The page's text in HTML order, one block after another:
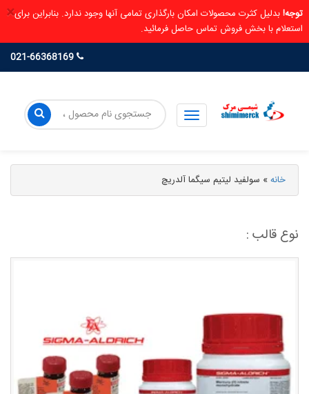
× توجه!بدلیل کثرت محصولات امکان بارگذاری تمامی آنها وجود ندارد. بنابراین برای
استعلام با بخش فروش تماس حاصل فرمائید.
خانه» سولفید لیتیم سیگما آلدریچ
نوع قالب :